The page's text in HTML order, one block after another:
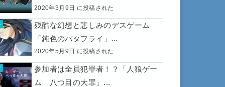
2020年3月9日 に投稿された
残酷な幻想と悲しみのデスゲーム
「鈍色のバタフライ」...
2020年5月9日 に投稿された
参加者は全員犯罪者！？「人狼ゲー
ム 八つ目の大罪」...